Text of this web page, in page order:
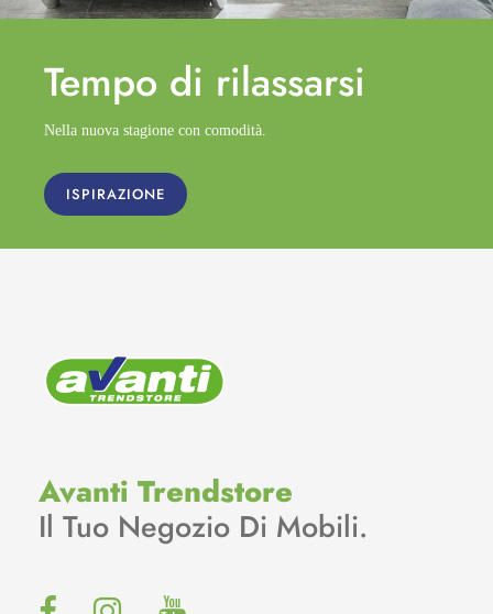
Tempo di rilassarsi
Nella nuova stagione con comodità.
ISPIRAZIONE
Avanti Trendstore
Il Tuo Negozio Di Mobili.